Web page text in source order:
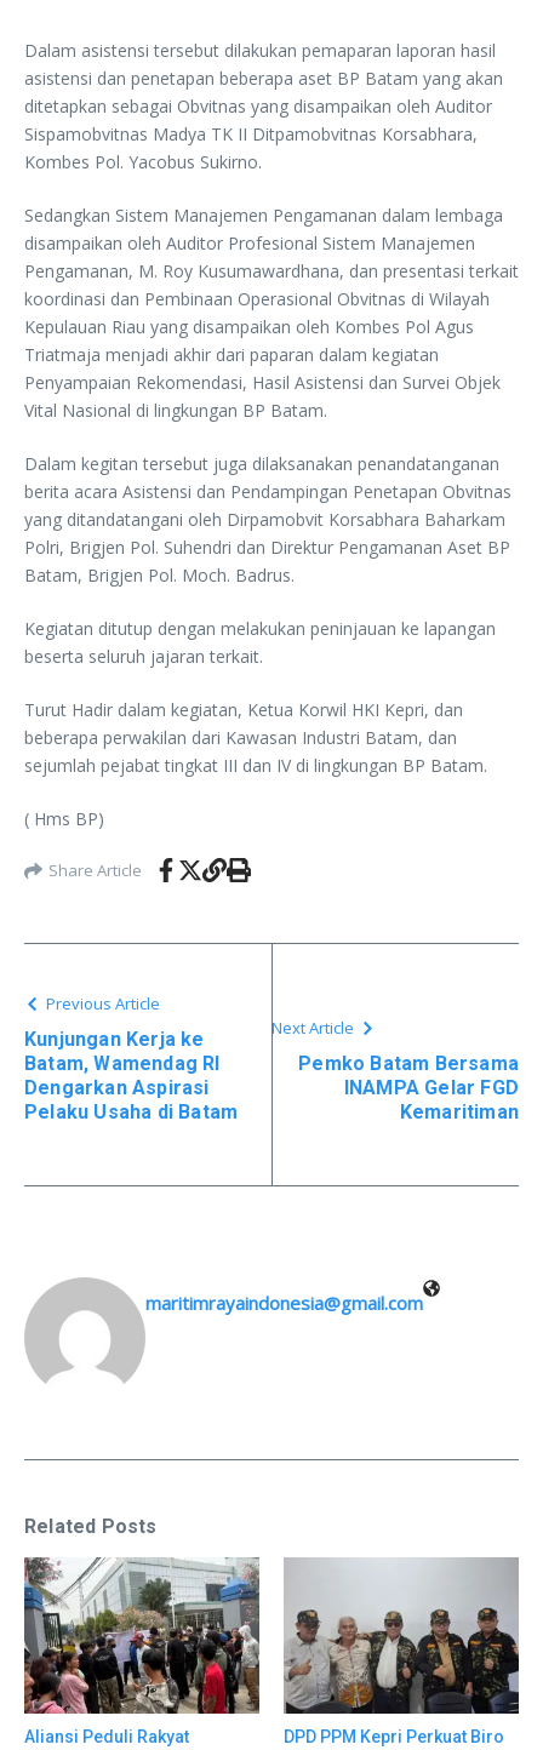
Dalam asistensi tersebut dilakukan pemaparan laporan hasil
asistensi dan penetapan beberapa aset BP Batam yang akan
ditetapkan sebagai Obvitnas yang disampaikan oleh Auditor
Sispamobvitnas Madya TK II Ditpamobvitnas Korsabhara,
Kombes Pol. Yacobus Sukirno.
Sedangkan Sistem Manajemen Pengamanan dalam lembaga
disampaikan oleh Auditor Profesional Sistem Manajemen
Pengamanan, M. Roy Kusumawardhana, dan presentasi terkait
koordinasi dan Pembinaan Operasional Obvitnas di Wilayah
Kepulauan Riau yang disampaikan oleh Kombes Pol Agus
Triatmaja menjadi akhir dari paparan dalam kegiatan
Penyampaian Rekomendasi, Hasil Asistensi dan Survei Objek
Vital Nasional di lingkungan BP Batam.
Dalam kegitan tersebut juga dilaksanakan penandatanganan
berita acara Asistensi dan Pendampingan Penetapan Obvitnas
yang ditandatangani oleh Dirpamobvit Korsabhara Baharkam
Polri, Brigjen Pol. Suhendri dan Direktur Pengamanan Aset BP
Batam, Brigjen Pol. Moch. Badrus.
Kegiatan ditutup dengan melakukan peninjauan ke lapangan
beserta seluruh jajaran terkait.
Turut Hadir dalam kegiatan, Ketua Korwil HKI Kepri, dan
beberapa perwakilan dari Kawasan Industri Batam, dan
sejumlah pejabat tingkat III dan IV di lingkungan BP Batam.
( Hms BP)
Share Article
Previous Article
Kunjungan Kerja ke
Batam, Wamendag RI
Dengarkan Aspirasi
Pelaku Usaha di Batam
Next Article
Pemko Batam Bersama
INAMPA Gelar FGD
Kemaritiman
maritimrayaindonesia@gmail.com
Related Posts
Aliansi Peduli Rakyat
DPD PPM Kepri Perkuat Biro